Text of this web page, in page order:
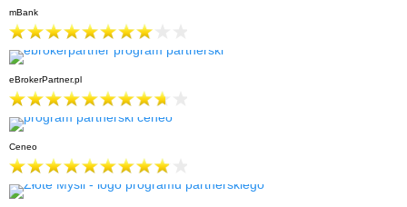
mBank
eBrokerPartner.pl
Ceneo